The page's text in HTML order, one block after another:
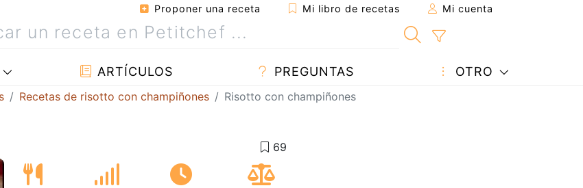
Proponer una receta Mi libro de recetas Mi cuenta
ARTÍCULOS PREGUNTAS OTRO
Recetas de risotto con champiñones Risotto con champiñones